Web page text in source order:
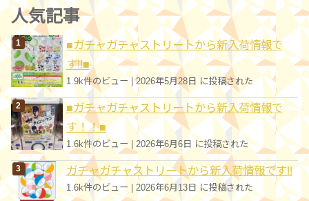
ゴ
リ
ー
人気記事
■ガチャガチャストリートから新入荷情報で
す!!■
1.9k件のビュー|2026年5月28日 に投稿された
■ガチャガチャストリートから新入荷情報で
す！！■
1.6k件のビュー 2026年6月6日 に投稿された
ガチャガチャストリートから新入荷情報です!!
1.6k件のビュー 2026年6月13日 に投稿された